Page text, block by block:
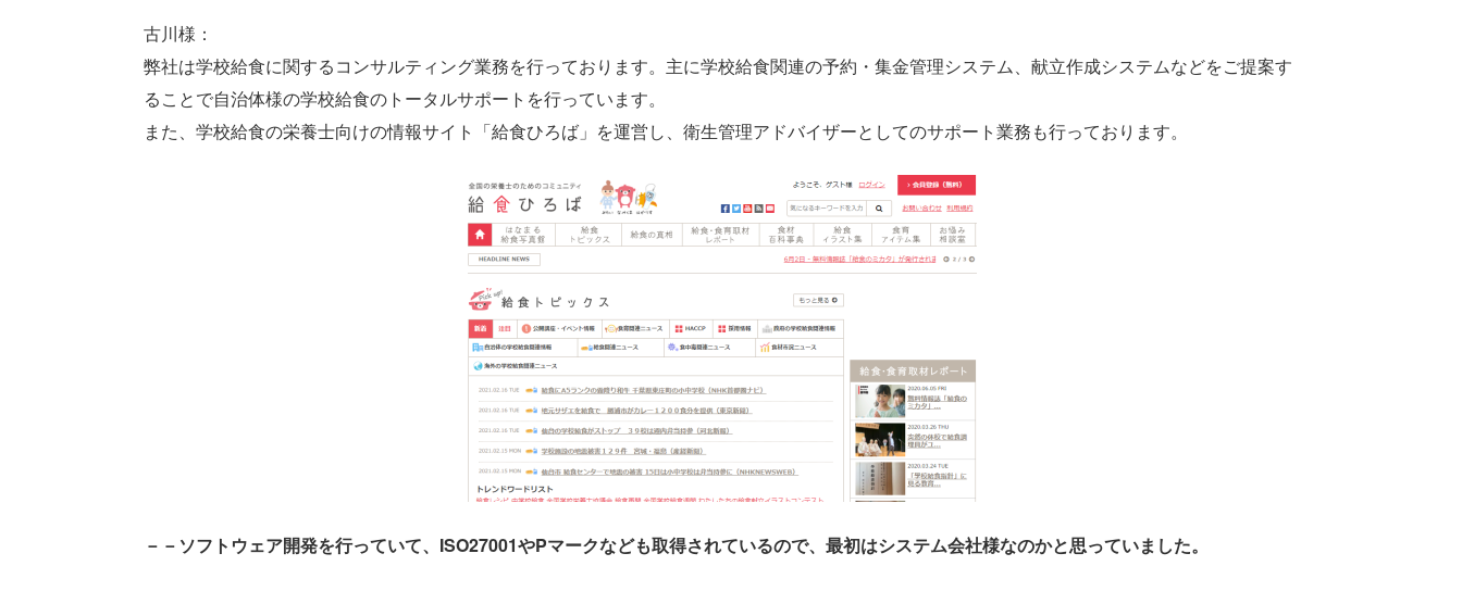
古川様：
弊社は学校給食に関するコンサルティング業務を行っております。主に学校給食関連の予約・集金管理システム、献立作成システムなどをご提案す
ることで自治体様の学校給食のトータルサポートを行っています。
また、学校給食の栄養士向けの情報サイト「給食ひろば 」を運営し、衛生管理アドバイザーとしてのサポート業務も行っております。
－－ソフトウェア開発を行っていて、ISO27001やPマークなども取得されているので、最初はシステム会社様なのかと思っていました。